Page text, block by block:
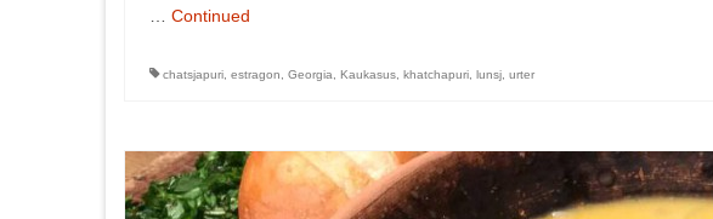
Continued
chatsjapuri estragon Georgia Kaukasus khatchapuri lunsj urter